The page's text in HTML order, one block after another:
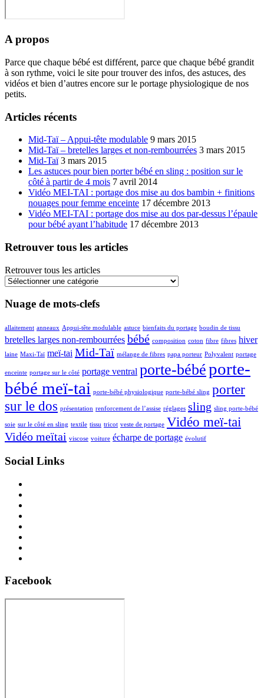
A propos
Parce que chaque bébé est différent, parce que chaque bébé grandit
à son rythme, voici le site pour trouver des infos, des astuces, des
vidéos et bien d’autres encore sur le portage physiologique de nos
petits.
Articles récents
Mid-Taï – Appui-tête modulable 9 mars 2015
Mid-Taï – bretelles larges et non-rembourrées 3 mars 2015
Mid-Taï 3 mars 2015
Les astuces pour bien porter bébé en sling : position sur le
côté à partir de 4 mois 7 avril 2014
Vidéo MEI-TAI : portage dos mise au dos bambin + finitions
nouages pour femme enceinte 17 décembre 2013
Vidéo MEI-TAI : portage dos mise au dos par-dessus l’épaule
pour bébé ayant l’habitude 17 décembre 2013
Retrouver tous les articles
Retrouver tous les articles
Nuage de mots-clefs
allaitement anneaux Appui-tête modulable astuce bienfaits du portage boudin de tissu
bretelles larges non-rembourrées bébé composition coton fibre fibres hiver
laine Maxi-Taï meï-tai Mid-Taï mélange de fibres papa porteur Polyvalent portage
enceinte portage sur le côté portage ventral porte-bébéporte-
bébé meï-tai porte-bébé physiologique porte-bébé sling porter
sur le dos présentation renforcement de l’assise réglages sling sling porte-bébé
soie sur le côté en sling textile tissu tricot veste de portage Vidéo meï-tai
Vidéo meïtai viscose voiture écharpe de portage évolutif
Social Links
Facebook